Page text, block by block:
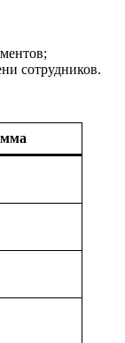
сотрудников.